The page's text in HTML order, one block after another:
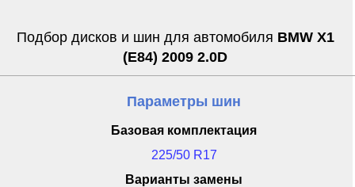
Подбор дисков и шин для автомобиля BMW X1
(E84) 2009 2.0D
Параметры шин
Базовая комплектация
225/50 R17
Варианты замены